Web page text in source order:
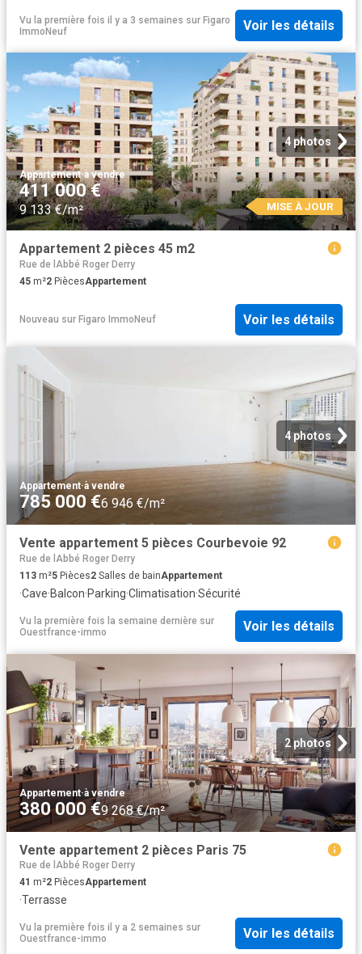
Vu la première fois il y a 3 semaines sur Figaro
ImmoNeuf
Voir les détails
4 photos
Appartement·à vendre
411 000 €
9 133 €/m² MISE À JOUR
Appartement 2 pièces 45 m2
Rue de lAbbé Roger Derry
45 m²2 PiècesAppartement
Nouveau sur Figaro ImmoNeuf Voir les détails
4 photos
Appartement·à vendre
785 000 €6 946 €/m²
Vente appartement 5 pièces Courbevoie 92
Rue de lAbbé Roger Derry
113 m²5 Pièces2 Salles de bainAppartement
·Cave·Balcon·Parking·Climatisation·Sécurité
Vu la première fois la semaine dernière sur
Ouestfrance-immo
Voir les détails
2 photos
Appartement·à vendre
380 000 €9 268 €/m²
Vente appartement 2 pièces Paris 75
Rue de lAbbé Roger Derry
41 m²2 PiècesAppartement
·Terrasse
Vu la première fois il y a 2 semaines sur
Ouestfrance-immo
Voir les détails